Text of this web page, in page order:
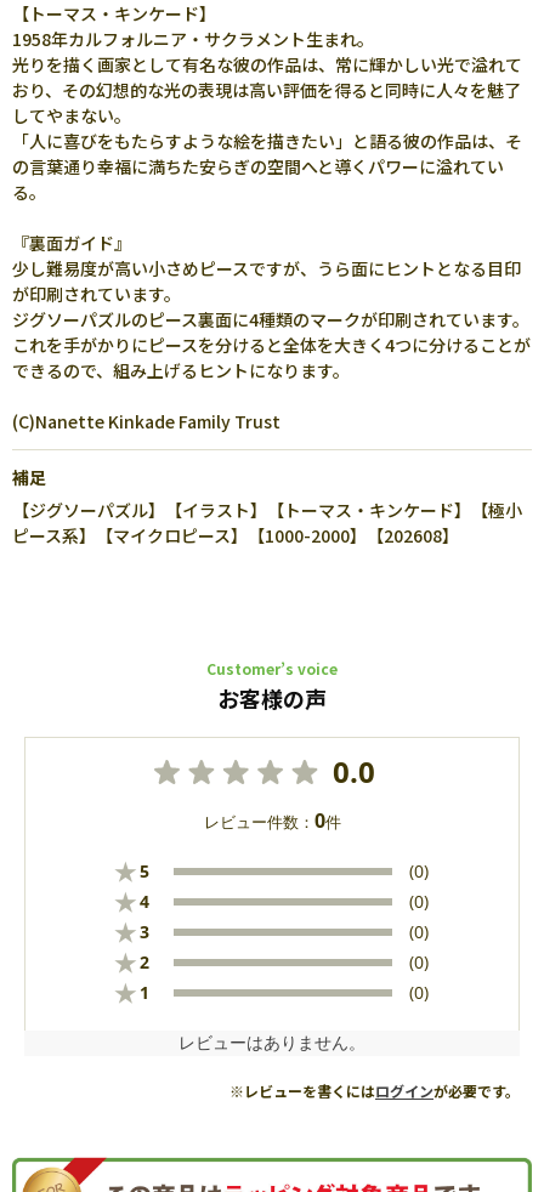
【トーマス・キンケード】
1958年カルフォルニア・サクラメント生まれ。
光りを描く画家として有名な彼の作品は、常に輝かしい光で溢れて
おり、その幻想的な光の表現は高い評価を得ると同時に人々を魅了
してやまない。
「人に喜びをもたらすような絵を描きたい」と語る彼の作品は、そ
の言葉通り幸福に満ちた安らぎの空間へと導くパワーに溢れてい
る。
『裏面ガイド』
少し難易度が高い小さめピースですが、うら面にヒントとなる目印
が印刷されています。
ジグソーパズルのピース裏面に4種類のマークが印刷されています。
これを手がかりにピースを分けると全体を大きく4つに分けることが
できるので、組み上げるヒントになります。
(C)Nanette Kinkade Family Trust
補足
【ジグソーパズル】【イラスト】【トーマス・キンケード】【極小
ピース系】【マイクロピース】【1000-2000】【202608】
Customer’s voice
お客様の声
0.0
レビュー件数： 0件
★5 (0)
★4 (0)
★3 (0)
★2 (0)
★ 1 (0)
レビューはありません。
※レビューを書くにはログインが必要です。